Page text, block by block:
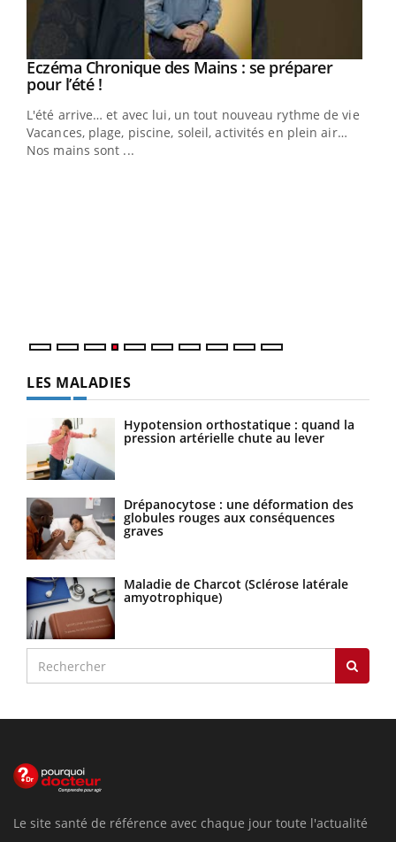
Youtube
Eczéma Chronique des Mains : se préparer
pour l’été !Youtube
L'été arrive… et avec lui, un tout nouveau rythme de vie !
Vacances, plage, piscine, soleil, activités en plein air…
Nos mains sont ...
LES MALADIES
Hypotension orthostatique : quand la
pression artérielle chute au lever
Drépanocytose : une déformation des
globules rouges aux conséquences
graves
Maladie de Charcot (Sclérose latérale
amyotrophique)
Le site santé de référence avec chaque jour toute l'actualité